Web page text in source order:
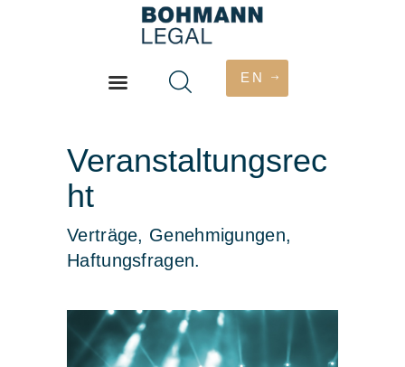
EN
PHILOSOPHIE
ÜBER
HONORAR
Veranstaltungsrec
ht
Verträge, Genehmigungen,
Haftungsfragen.